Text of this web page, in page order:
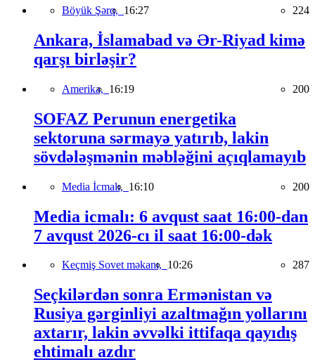
Böyük Şərq, 16:27 224
Ankara, İslamabad və Ər-Riyad kimə
qarşı birləşir?
Amerika, 16:19 200
SOFAZ Perunun energetika
sektoruna sərmayə yatırıb, lakin
sövdələşmənin məbləğini açıqlamayıb
Media İcmalı, 16:10 200
Media icmalı: 6 avqust saat 16:00-dan
7 avqust 2026-cı il saat 16:00-dək
Keçmiş Sovet məkanı, 10:26 287
Seçkilərdən sonra Ermənistan və
Rusiya gərginliyi azaltmağın yollarını
axtarır, lakin əvvəlki ittifaqa qayıdış
ehtimalı azdır